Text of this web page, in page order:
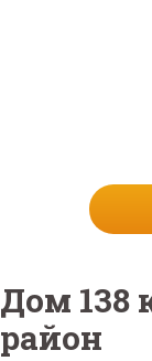
Дом 138
район